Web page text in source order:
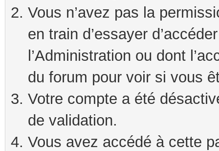
Vous n’avez pas la
en train d’essayer
l’Administration ou dont
du forum pour voir si vous
Votre compte a été
de validation.
Vous avez accédé à cette